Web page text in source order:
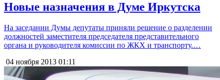
Новые назначения в Думе Иркутска
На заседании Думы депутаты приняли решение о разделении
должностей заместителя председателя представительного
органа и руководителя комиссии по ЖКХ и транспорту.…
04 ноября 2013 01:11